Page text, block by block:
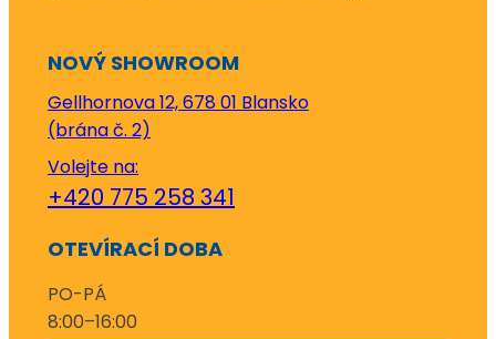
NOVÝ SHOWROOM
Gellhornova 12, 678 01 Blansko
(brána č. 2)
Volejte na:
+420 775 258 341
OTEVÍRACÍ DOBA
PO-PÁ
8:00–16:00